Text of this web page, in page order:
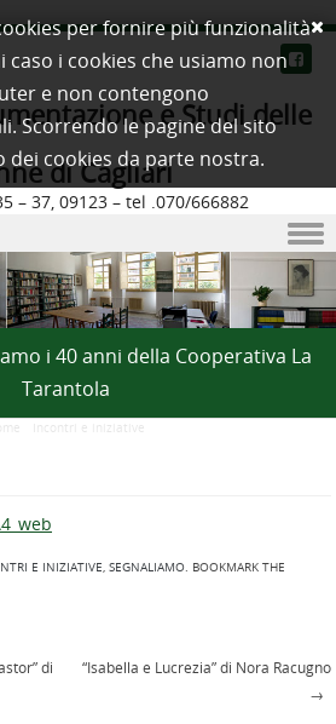
e Studi delle
di Cagliari
– 37, 09123 – tel .070/666882
i 40 anni della Cooperativa La
Tarantola
Incontri e iniziative
E INIZIATIVE, SEGNALIAMO. BOOKMARK THE
di
“Isabella e Lucrezia” di Nora Racugno
→
per fornire più funzionalità
caso i cookies che usiamo non
e non contengono
Scorrendo le pagine del sito
dei cookies da parte nostra.